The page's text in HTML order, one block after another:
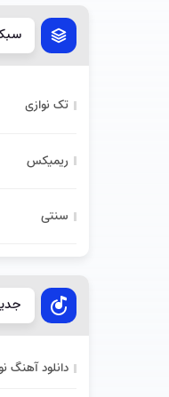
تک نوازی
ریمیکس
سنتی
دانلود آهنگ